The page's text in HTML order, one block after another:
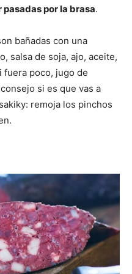
por la brasa.
bañadas con una
salsa de soja, ajo, aceite,
fuera poco, jugo de
si es que vas a
remoja los pinchos